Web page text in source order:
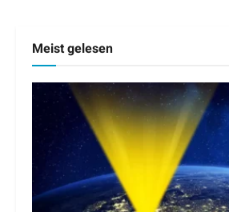
Meist gelesen